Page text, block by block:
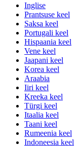
Inglise
Prantsuse keel
Saksa keel
Portugali keel
Hispaania keel
Vene keel
Jaapani keel
Korea keel
Araabia
Iiri keel
Kreeka keel
Türgi keel
Itaalia keel
Taani keel
Rumeenia keel
Indoneesia keel